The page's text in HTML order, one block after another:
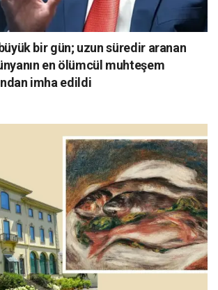
bir gün; uzun süredir aranan
en ölümcül muhteşem
imha edildi